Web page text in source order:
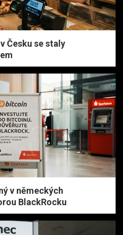
Česku se staly
v německých
BlackRocku